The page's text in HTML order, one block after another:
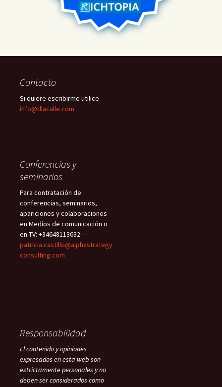
Contacto
Si quiere escribirme utilice
info@dlacalle.com
Conferencias y
seminarios
Para contratación de
conferencias, seminarios,
apariciones y colaboraciones
en Medios de comunicación o
en TV: +34648113632 –
patricia.castillo@alphastrategy
consulting.com
Responsabilidad
El contenido y opiniones
expresados en esta web son
estrictamente personales y no
deben ser considerados como